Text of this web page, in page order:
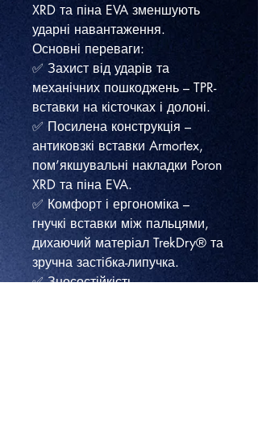
XRD та піна EVA зменшують
ударні навантаження.
Основні переваги:
✅ Захист від ударів та
механічних пошкоджень – TPR-
вставки на кісточках і долоні.
✅ Посилена конструкція –
антиковзкі вставки Armortex,
пом’якшувальні накладки Poron
XRD та піна EVA.
✅ Комфорт і ергономіка –
гнучкі вставки між пальцями,
дихаючий матеріал TrekDry® та
зручна застібка-липучка.
✅ Зносостійкість –